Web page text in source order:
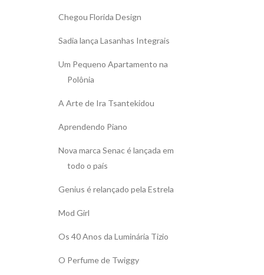
Chegou Florida Design
Sadia lança Lasanhas Integrais
Um Pequeno Apartamento na
Polônia
A Arte de Ira Tsantekidou
Aprendendo Piano
Nova marca Senac é lançada em
todo o país
Genius é relançado pela Estrela
Mod Girl
Os 40 Anos da Luminária Tizio
O Perfume de Twiggy